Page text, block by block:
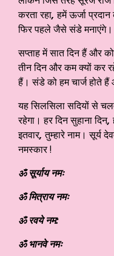
करता रहा,हमें ऊर्जा प्रदान
फिर पहले जैसे संडे मनाएंगे।
सप्ताह में सात दिन हैं और
तीन दिन और कम क्यों कर
हैं। संडे को हम चार्ज होते
यह सिलसिला सदियों से
रहेगा। हर दिन सुहाना दिन,
इतवार,तुम्हारे नाम। सूर्य
नमस्कार !
ॐ सूर्याय नमः
ॐ मित्राय नमः
ॐ रवये नम:
ॐ भानवे नमः